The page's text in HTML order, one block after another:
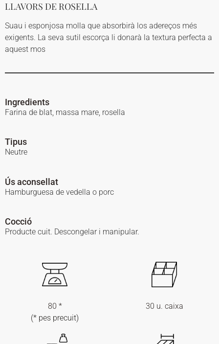
LLAVORS DE ROSELLA
Suau i esponjosa molla que absorbirà los adereços més
exigents. La seva sutil escorça li donarà la textura perfecta a
aquest mos
Ingredients
Farina de blat, massa mare, rosella
Tipus
Neutre
Ús aconsellat
Hamburguesa de vedella o porc
Cocció
Producte cuit. Descongelar i manipular.
80 *
(* pes precuit)
30 u. caixa